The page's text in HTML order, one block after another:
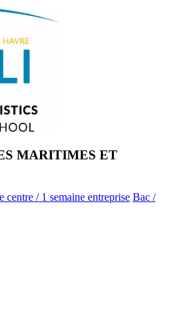
MARITIMES ET
centre / 1 semaine entreprise Bac /